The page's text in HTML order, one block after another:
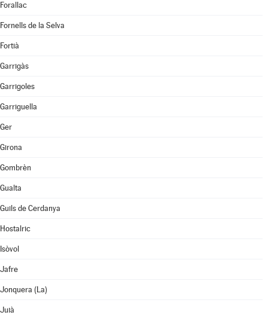
Forallac
Fornells de la Selva
Fortià
Garrigàs
Garrigoles
Garriguella
Ger
Girona
Gombrèn
Gualta
Guils de Cerdanya
Hostalric
Isòvol
Jafre
Jonquera (La)
Juià